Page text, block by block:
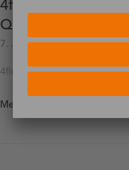
4flow als Notable
Quadrant™ for
7. Juli 2026
4flow von Gartner für
Mehr lesen